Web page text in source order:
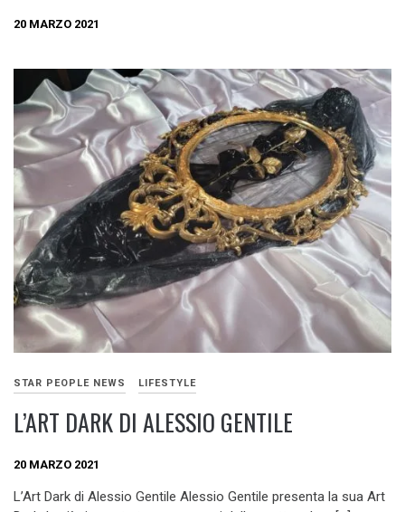
20 MARZO 2021
STAR PEOPLE NEWS LIFESTYLE
L’ART DARK DI ALESSIO GENTILE
20 MARZO 2021
L’Art Dark di Alessio Gentile Alessio Gentile presenta la sua Art